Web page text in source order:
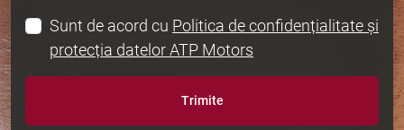
Sunt de acord cu Politica de confidențialitate și
protecția datelor ATP Motors
Trimite